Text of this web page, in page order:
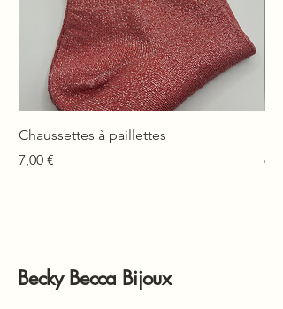
Chaussettes à paillettes
Prix
7,00 €
Prix
Becky Becca Bijoux